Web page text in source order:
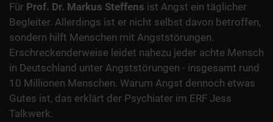
Für Prof. Dr. Markus Steffens ist Angst ein täglicher
Begleiter. Allerdings ist er nicht selbst davon betroffen,
sondern hilft Menschen mit Angststörungen.
Erschreckenderweise leidet nahezu jeder achte Mensch
in Deutschland unter Angststörungen - insgesamt rund
10 Millionen Menschen. Warum Angst dennoch etwas
Gutes ist, das erklärt der Psychiater im ERF Jess
Talkwerk.